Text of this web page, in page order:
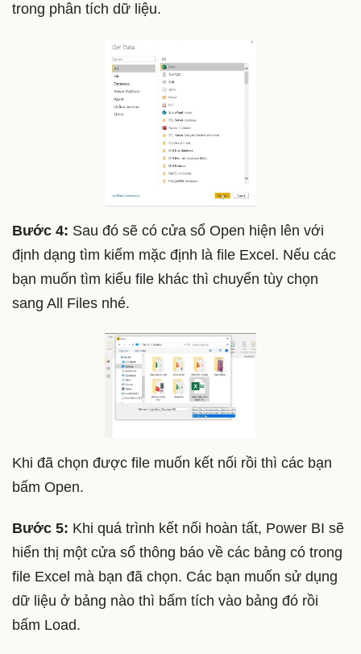
trong phân tích dữ liệu.
Bước 4: Sau đó sẽ có cửa sổ Open hiện lên với
định dạng tìm kiếm mặc định là file Excel. Nếu các
bạn muốn tìm kiểu file khác thì chuyển tùy chọn
sang All Files nhé.
Khi đã chọn được file muốn kết nối rồi thì các bạn
bấm Open.
Bước 5: Khi quá trình kết nối hoàn tất, Power BI sẽ
hiển thị một cửa sổ thông báo về các bảng có trong
file Excel mà bạn đã chọn. Các bạn muốn sử dụng
dữ liệu ở bảng nào thì bấm tích vào bảng đó rồi
bấm Load.